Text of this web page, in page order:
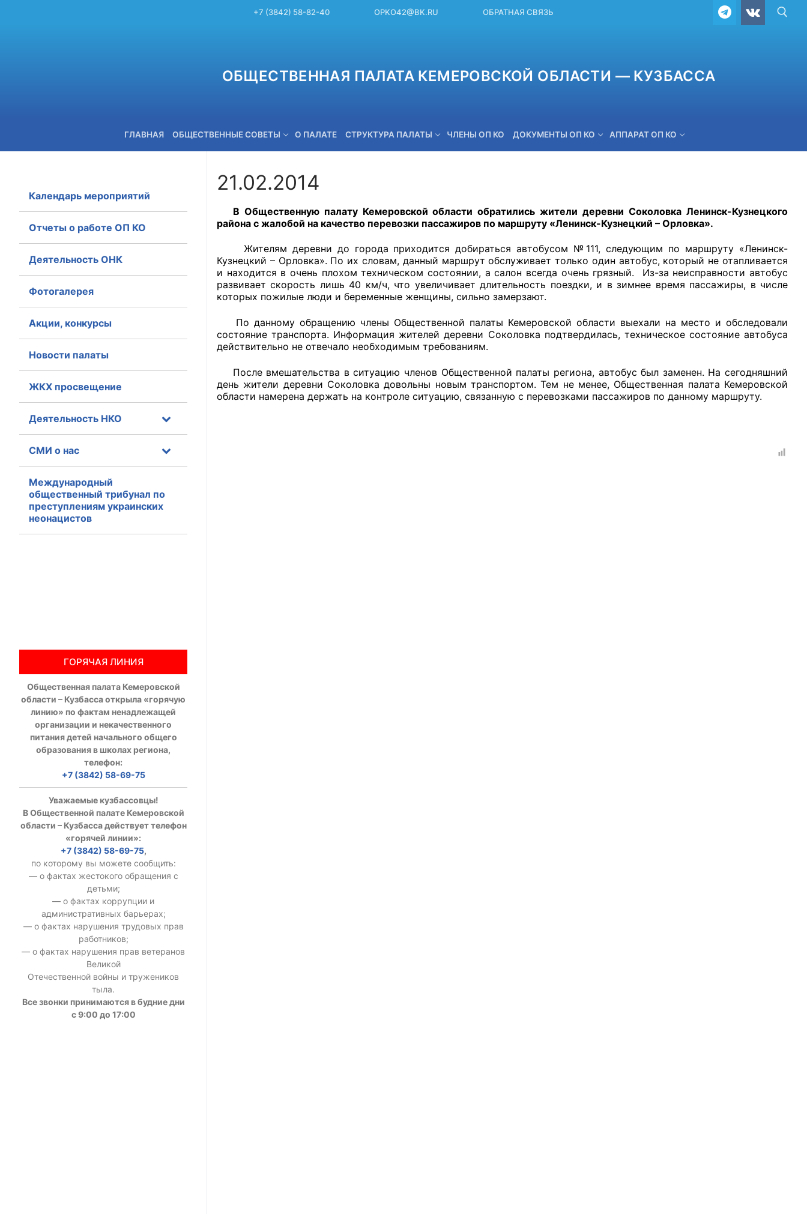
+7 (3842) 58-82-40 OPKO42@BK.RU ОБРАТНАЯ СВЯЗЬ
ОБЩЕСТВЕННАЯ ПАЛАТА КЕМЕРОВСКОЙ ОБЛАСТИ — КУЗБАССА
ГЛАВНАЯ ОБЩЕСТВЕННЫЕ СОВЕТЫ О ПАЛАТЕ СТРУКТУРА ПАЛАТЫ ЧЛЕНЫ ОП КО ДОКУМЕНТЫ ОП КО АППАРАТ ОП КО
+7 (3842) 58-82-40 OPKO42@BK.RU ОБРАТНАЯ СВЯЗЬ
Главная
Общественные советы
Общественные советы при территориальных органах федеральных органов
Общественные советы по проведению независимой оценки качества условий
оказания услуг
21.02.2014
В Общественную палату Кемеровской области обратились жители деревни Соколовка Ленинск-Кузнецкого
района с жалобой на качество перевозки пассажиров по маршруту «Ленинск-Кузнецкий – Орловка».
Жителям деревни до города приходится добираться автобусом №111, следующим по маршруту «Ленинск-
Кузнецкий – Орловка». По их словам, данный маршрут обслуживает только один автобус, который не отапливается
и находится в очень плохом техническом состоянии, а салон всегда очень грязный. Из-за неисправности автобус
развивает скорость лишь 40 км/ч, что увеличивает длительность поездки, и в зимнее время пассажиры, в числе
которых пожилые люди и беременные женщины, сильно замерзают.
По данному обращению члены Общественной палаты Кемеровской области выехали на место и обследовали
состояние транспорта. Информация жителей деревни Соколовка подтвердилась, техническое состояние автобуса
действительно не отвечало необходимым требованиям.
После вмешательства в ситуацию членов Общественной палаты региона, автобус был заменен. На сегодняшний
день жители деревни Соколовка довольны новым транспортом. Тем не менее, Общественная палата Кемеровской
области намерена держать на контроле ситуацию, связанную с перевозками пассажиров по данному маршруту.
Календарь мероприятий
Отчеты о работе ОП КО
Деятельность ОНК
Фотогалерея
Акции, конкурсы
Новости палаты
ЖКХ просвещение
Деятельность НКО
СМИ о нас
Международный
общественный трибунал по
преступлениям украинских
неонацистов
ГОРЯЧАЯ ЛИНИЯ
Общественная палата Кемеровской
области – Кузбасса открыла «горячую
линию» по фактам ненадлежащей
организации и некачественного
питания детей начального общего
образования в школах региона,
телефон:
+7 (3842) 58-69-75
Уважаемые кузбассовцы!
В Общественной палате Кемеровской
области – Кузбасса действует телефон
«горячей линии»:
+7 (3842) 58-69-75,
по которому вы можете сообщить:
— о фактах жестокого обращения с
детьми;
— о фактах коррупции и
административных барьерах;
— о фактах нарушения трудовых прав
работников;
— о фактах нарушения прав ветеранов
Великой
Отечественной войны и тружеников
тыла.
Все звонки принимаются в будние дни
с 9:00 до 17:00